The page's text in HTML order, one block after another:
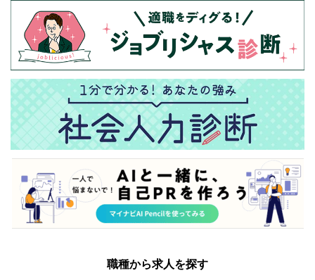
職種から求人を探す